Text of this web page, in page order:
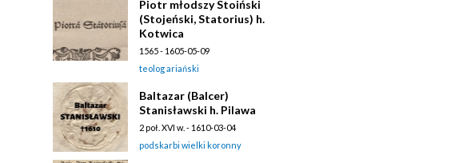
Piotr młodszy Stoiński
(Stojeński, Statorius) h.
Kotwica
1565 - 1605-05-09
teolog ariański
Baltazar (Balcer)
Stanisławski h. Pilawa
2 poł. XVI w. - 1610-03-04
podskarbi wielki koronny